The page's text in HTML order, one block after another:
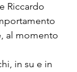
Riccardo
al momento
in su e in